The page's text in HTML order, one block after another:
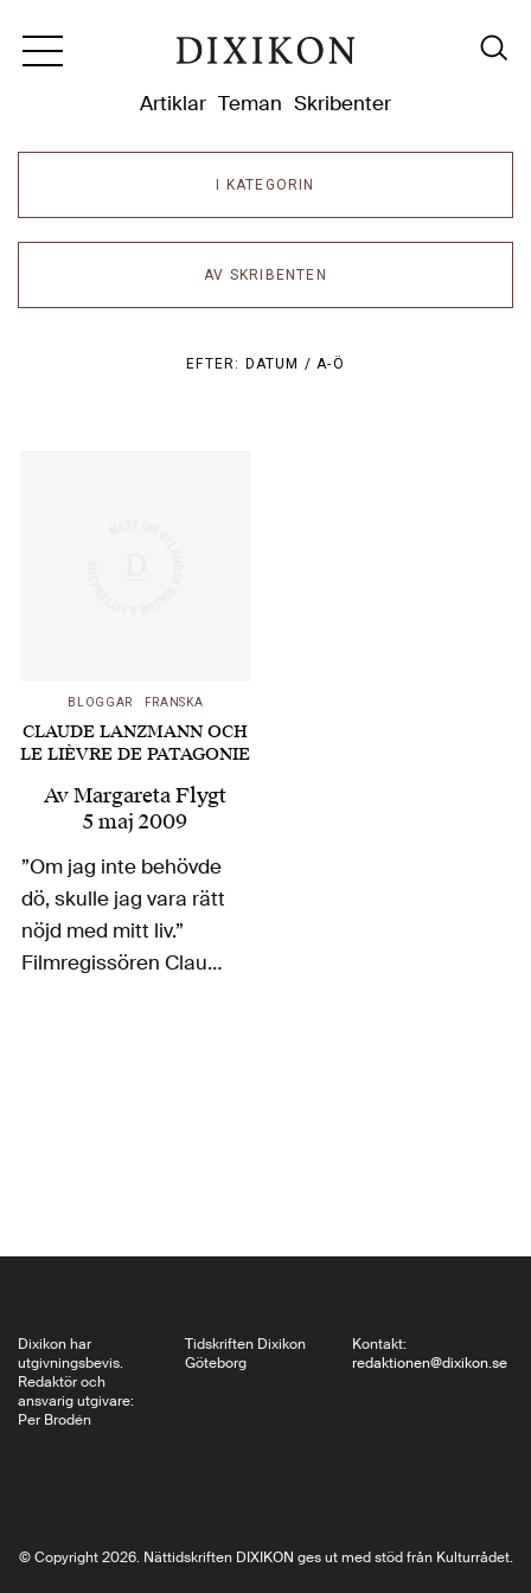
Artiklar Teman Skribenter
I KATEGORIN
AV SKRIBENTEN
EFTER: DATUM /A-Ö
BLOGGAR FRANSKA
CLAUDE LANZMANN OCH
LE LIÈVRE DE PATAGONIE
AvMargareta Flygt
5 maj 2009
”Om jag inte behövde
dö, skulle jag vara rätt
nöjd med mitt liv.”
Filmregissören Claude
en intellektuells…
Dixikon har
utgivningsbevis.
Redaktör och
ansvarig utgivare:
Per Brodén
Tidskriften Dixikon
Göteborg
Kontakt:
redaktionen@dixikon.se
© Copyright 2026. Nättidskriften DIXIKON ges ut med stöd från Kulturrådet.